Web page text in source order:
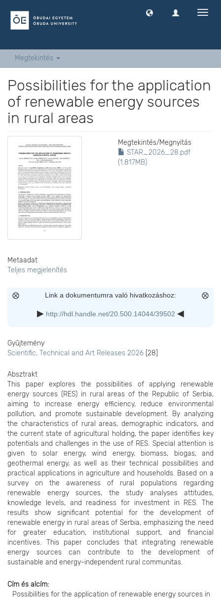
Megtekintés
Possibilities for the application
of renewable energy sources
in rural areas
Megtekintés/Megnyitás
STAR_2026_28.pdf
(1.817MB)
Metaadat
Teljes megjelenítés
Link a dokumentumra való hivatkozáshoz:
http://hdl.handle.net/20.500.14044/39502
Gyűjtemény
Scientific, Technical and Art Releases 2026 [28]
Absztrakt
This paper explores the possibilities of applying renewable
energy sources (RES) in rural areas of the Republic of Serbia,
aiming to increase energy efficiency, reduce environmental
pollution, and promote sustainable development. By analyzing
the characteristics of rural areas, demographic indicators, and
the current state of agricultural holding, the paper identifies key
potentials and challenges in the use of RES. Special attention is
given to solar energy, wind energy, biomass, biogas, and
geothermal energy, as well as their technical possibilities and
practical applications in agriculture and households. Based on a
survey on the awareness of rural populations regarding
renewable energy sources, the study analyses attitudes,
knowledge levels, and readiness for investment in RES. The
results show significant potential for the development of
renewable energy in rural areas of Serbia, emphasizing the need
for greater education, institutional support, and financial
incentives. This paper concludes that integrating renewable
energy sources can contribute to the development of
sustainable and energy-independent rural communitas.
Cím és alcím
Possibilities for the application of renewable energy sources in